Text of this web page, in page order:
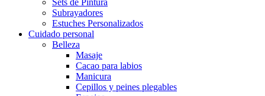
Subrayadores
Estuches Personalizados
Cuidado personal
Belleza
Masaje
Cacao para labios
Manicura
Cepillos y peines plegables